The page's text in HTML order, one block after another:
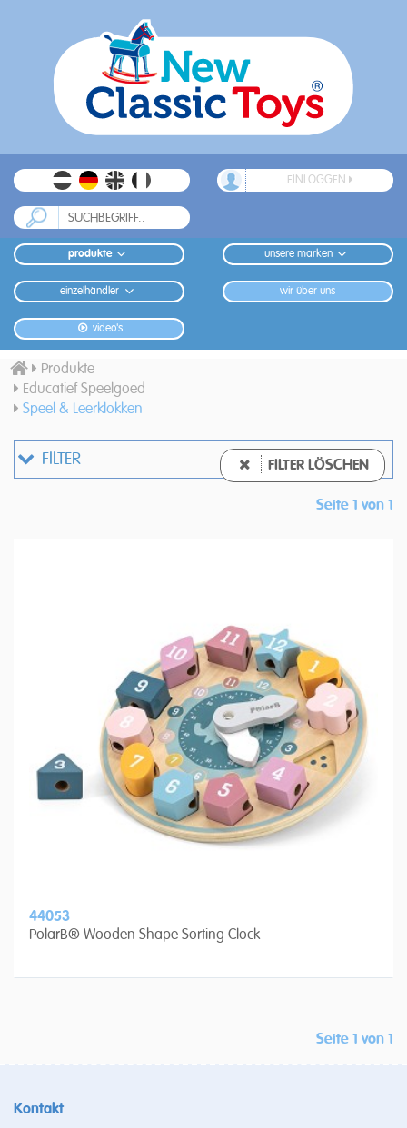
EINLOGGEN
produkte unsere marken
einzelhändler wir über uns
video's
Produkte
Educatief Speelgoed
Speel & Leerklokken
FILTER FILTER LÖSCHEN
Seite 1 von 1
44053
PolarB® Wooden Shape Sorting Clock
Seite 1 von 1
Kontakt